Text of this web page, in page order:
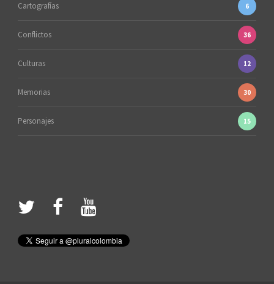
Cartografías 6
Conflictos 36
Culturas 12
Memorias 30
Personajes 15